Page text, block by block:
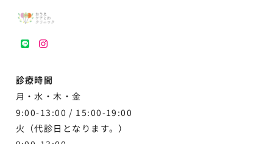
LINEinstagram
診療時間
月・水・木・金
9:00-13:00 / 15:00-19:00
火（代診日となります。）